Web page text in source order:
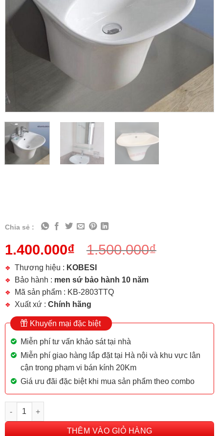
Chia sẻ :
1.400.000₫ 1.500.000₫
Thương hiệu : KOBESI
Bảo hành : men sứ bảo hành 10 năm
Mã sản phẩm : KB-2803TTQ
Xuất xứ : Chính hãng
Khuyến mại đặc biệt
Miễn phí tư vấn khảo sát tại nhà
Miễn phí giao hàng lắp đặt tại Hà nội và khu vực lân
cận trong phạm vi bán kính 20Km
Giá ưu đãi đặc biệt khi mua sản phẩm theo combo
CHẬU LAVABO TREO TƯỜNG CHÂN TRÒN KB-2803TTQ số
THÊM VÀO GIỎ HÀNG